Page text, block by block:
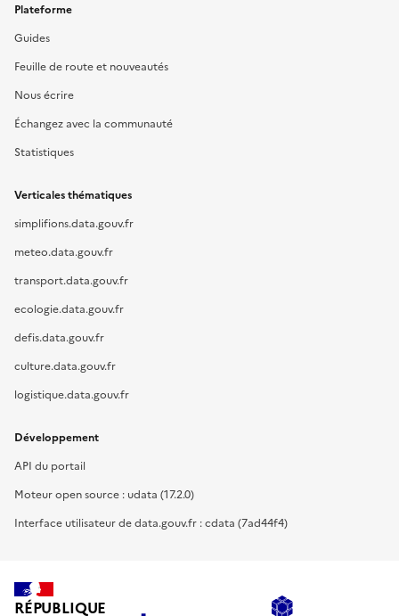
Plateforme
Guides
Feuille de route et nouveautés
Nous écrire
Échangez avec la communauté
Statistiques
Verticales thématiques
simplifions.data.gouv.fr
meteo.data.gouv.fr
transport.data.gouv.fr
ecologie.data.gouv.fr
defis.data.gouv.fr
culture.data.gouv.fr
logistique.data.gouv.fr
Développement
API du portail
Moteur open source : udata (17.2.0)
Interface utilisateur de data.gouv.fr : cdata (7ad44f4)
RÉPUBLIQUE